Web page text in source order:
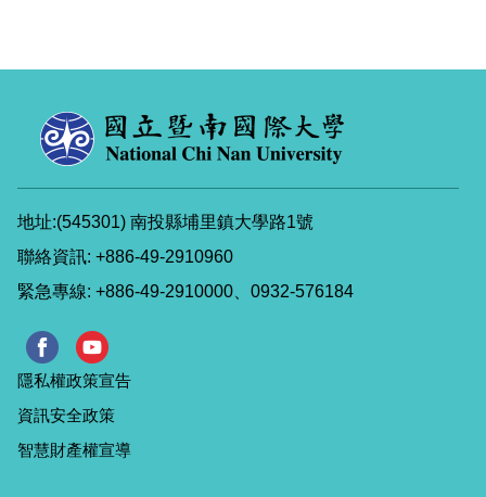
地址:(545301) 南投縣埔里鎮大學路1號
聯絡資訊: +886-49-2910960
緊急專線: +886-49-2910000、0932-576184
隱私權政策宣告
資訊安全政策
智慧財產權宣導